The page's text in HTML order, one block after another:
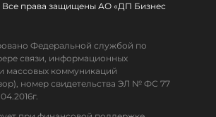
Все права защищены АО «ДП Бизнес
Федеральной службой по
связи, информационных
массовых коммуникаций
номер свидетельства ЭЛ № ФС 77